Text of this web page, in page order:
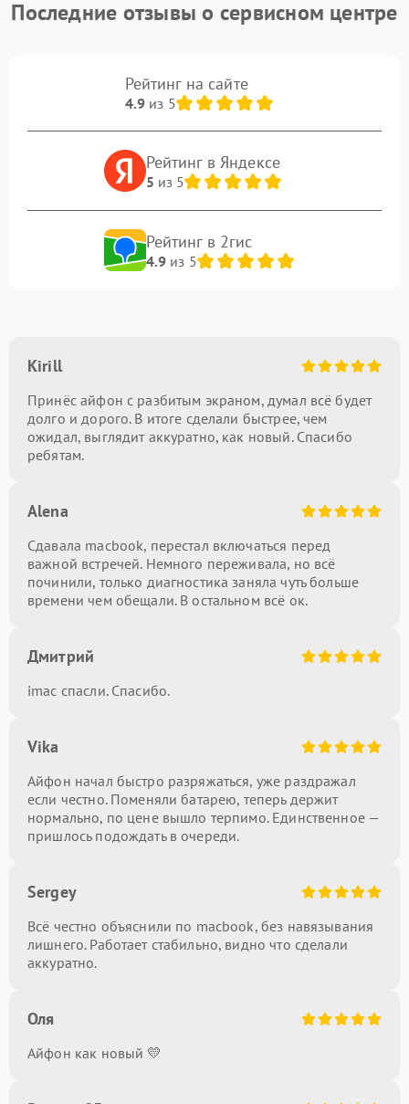
Последние отзывы о сервисном центре
Рейтинг на сайте
4.9из 5
Рейтинг в Яндексе
5 из 5
Рейтинг в 2гис
4.9из 5
Kirill
Принёс айфон с разбитым экраном, думал всё будет
долго и дорого. В итоге сделали быстрее, чем
ожидал, выглядит аккуратно, как новый. Спасибо
ребятам.
Alena
Сдавала macbook, перестал включаться перед
важной встречей. Немного переживала, но всё
починили, только диагностика заняла чуть больше
времени чем обещали. В остальном всё ок.
Дмитрий
imac спасли. Спасибо.
Vika
Айфон начал быстро разряжаться, уже раздражал
если честно. Поменяли батарею, теперь держит
нормально, по цене вышло терпимо. Единственное —
пришлось подождать в очереди.
Sergey
Всё честно объяснили по macbook, без навязывания
лишнего. Работает стабильно, видно что сделали
аккуратно.
Оля
Айфон как новый 💛